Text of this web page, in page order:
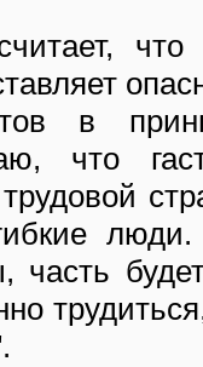
в
что
часть